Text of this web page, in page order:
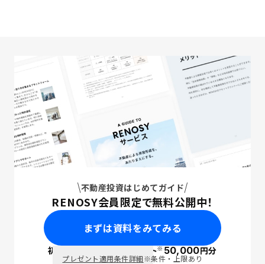
不動産投資はじめてガイド
RENOSY会員限定で無料公開中！
まずは資料をみてみる
初回面談で ポイント※50,000円分
プレゼント適用条件詳細※条件・上限あり